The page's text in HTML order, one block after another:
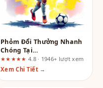
Phỏm Đổi Thưởng Nhanh
Chóng Tại
s666vietnam.com: Trải
Nghiệm Người Dùng Có
★★★★★ 4.8 · 1946+ lượt xem
Xem Chi Tiết →